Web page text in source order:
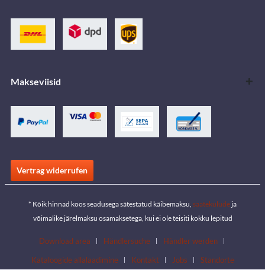
Makseviisid
Vertrag widerrufen
* Kõik hinnad koos seadusega sätestatud käibemaksu, saatekulude ja
võimalike järelmaksu osamaksetega, kui ei ole teisiti kokku lepitud
Download area Händlersuche
Händler werden
Kataloogide allalaadimine
Kontakt Jobs Standorte